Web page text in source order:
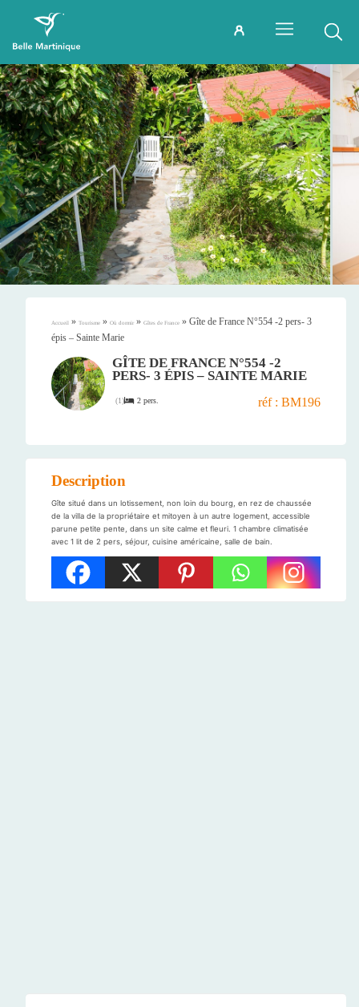
Accueil » Tourisme » Où dormir » Gîtes de France » Gîte de France N°554 -2 pers- 3
épis – Sainte Marie
GÎTE DE FRANCE N°554 -2
PERS- 3 ÉPIS – SAINTE MARIE
(1) 2 pers. réf : BM196
Description
Gîte situé dans un lotissement, non loin du bourg, en rez de chaussée
de la villa de la propriétaire et mitoyen à un autre logement, accessible
parune petite pente, dans un site calme et fleuri. 1 chambre climatisée
avec 1 lit de 2 pers, séjour, cuisine américaine, salle de bain.